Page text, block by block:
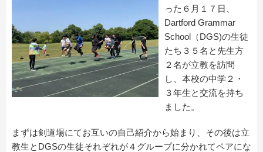
った６月１７日、
Dartford Grammar
School（DGS)の生徒
たち３５名と先生方
２名が立教を訪問
し、本校の中学２・
３年生と交流を持ち
ました。
まずは剣道場にてお互いの自己紹介から始まり、その後は立
教生とDGSの生徒それぞれが４グループに分かれてペアにな